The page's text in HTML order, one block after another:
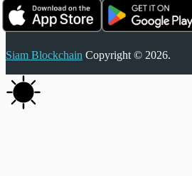
Siam Blockchain Copyright © 2026.